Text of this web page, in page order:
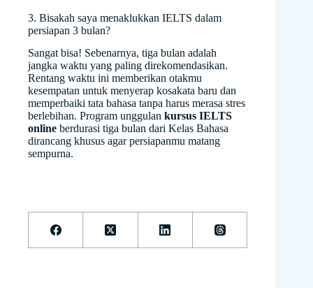
3. Bisakah saya menaklukkan IELTS dalam
persiapan 3 bulan?
Sangat bisa! Sebenarnya, tiga bulan adalah
jangka waktu yang paling direkomendasikan.
Rentang waktu ini memberikan otakmu
kesempatan untuk menyerap kosakata baru dan
memperbaiki tata bahasa tanpa harus merasa stres
berlebihan. Program unggulan kursus IELTS
online berdurasi tiga bulan dari Kelas Bahasa
dirancang khusus agar persiapanmu matang
sempurna.